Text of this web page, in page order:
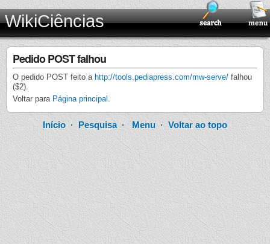
WikiCiências
Pedido POST falhou
O pedido POST feito a http://tools.pediapress.com/mw-serve/ falhou
($2).
Voltar para Página principal .
Início·Pesquisa· Menu· Voltar ao topo